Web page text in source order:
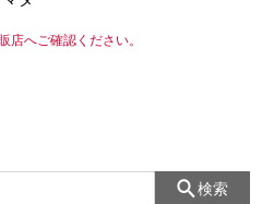
店へご確認ください。
検索